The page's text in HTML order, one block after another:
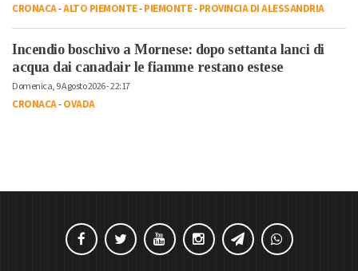
CRONACA-ALTO PIEMONTE-PIEMONTE-PROVINCIA DI ALESSANDRIA
Incendio boschivo a Mornese: dopo settanta lanci di
acqua dai canadair le fiamme restano estese
Domenica, 9 Agosto 2026 - 22:17
CRONACA-OVADA